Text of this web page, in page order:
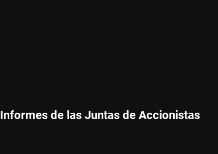
Informes de las Juntas de Accionistas